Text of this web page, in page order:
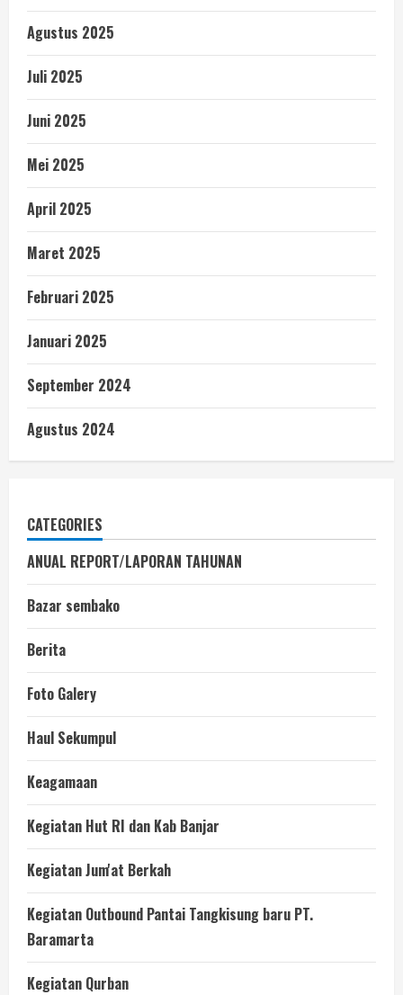
Agustus 2025
Juli 2025
Juni 2025
Mei 2025
April 2025
Maret 2025
Februari 2025
Januari 2025
September 2024
Agustus 2024
CATEGORIES
ANUAL REPORT/LAPORAN TAHUNAN
Bazar sembako
Berita
Foto Galery
Haul Sekumpul
Keagamaan
Kegiatan Hut RI dan Kab Banjar
Kegiatan Jum'at Berkah
Kegiatan Outbound Pantai Tangkisung baru PT.
Baramarta
Kegiatan Qurban